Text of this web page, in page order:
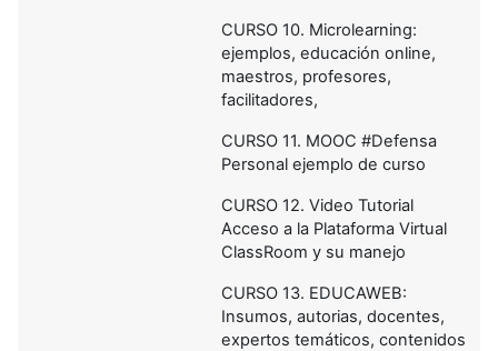
CURSO 10. Microlearning:
ejemplos, educación online,
maestros, profesores,
facilitadores,
CURSO 11. MOOC #Defensa
Personal ejemplo de curso
CURSO 12. Video Tutorial
Acceso a la Plataforma Virtual
ClassRoom y su manejo
CURSO 13. EDUCAWEB:
Insumos, autorias, docentes,
expertos temáticos, contenidos